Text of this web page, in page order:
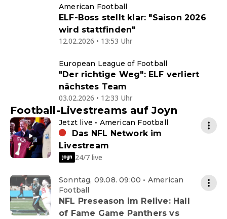
American Football
ELF-Boss stellt klar: "Saison 2026
wird stattfinden"
12.02.2026 • 13:53 Uhr
European League of Football
"Der richtige Weg": ELF verliert
nächstes Team
03.02.2026 • 12:33 Uhr
Football-Livestreams auf Joyn
Jetzt live • American Football
Das NFL Network im
Livestream
24/7 live
Sonntag, 09.08. 09:00 • American
Football
NFL Preseason im Relive: Hall
of Fame Game Panthers vs